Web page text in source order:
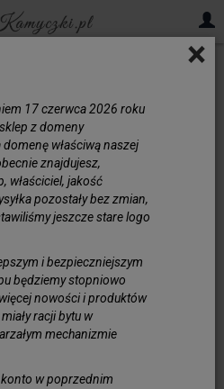
×
17 czerwca 2026 roku
z domeny
właściwą naszej
znajdujesz,
właściciel, jakość
pozostały bez zmian,
jeszcze stare logo
i bezpieczniejszym
będziemy stopniowo
nowości i produktów
racji bytu w
mechanizmie
konto w poprzednim